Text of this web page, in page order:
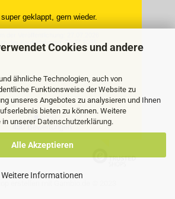
Cookies und andere
ähnliche Technologien, auch von
Funktionsweise der Website zu
unseres Angebotes zu analysieren und Ihnen
bieten zu können. Weitere
in unserer Datenschutzerklärung.
Alle Akzeptieren
Weitere Informationen
super geklappt, gern wieder.
der Kauferfahrung: 20.07.2026
450 Bewertungen